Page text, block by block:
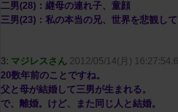
二男(28)：継母の連れ子、童顔
三男(23)：私の本当の兄、世界を悲観し
3: マジレスさん 2012/05/14(月)
20数年前のことですね。
父と母が結婚して三男が生まれる。
で、離婚。けど、また同じ人と結婚。